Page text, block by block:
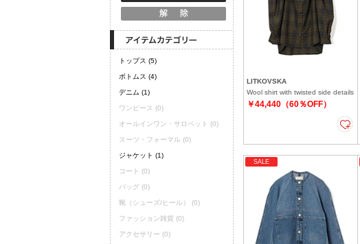
トップス (5)
ボトムス (4)
デニム (1)
ワンピース (0)
オールインワン・サロペット (0)
スーツ・フォーマル (0)
ジャケット (1)
コート (0)
バッグ (0)
靴（シューズ/ヒール） (0)
ファッション雑貨 (0)
アクセサリー (0)
LITKOVSKA
Wool shirt with twisted side details
￥44,440（60％OFF）
SALE